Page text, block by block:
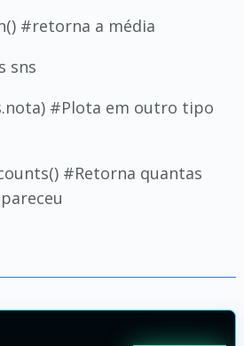
#retorna a média
sns
#Plota em outro tipo
#Retorna quantas